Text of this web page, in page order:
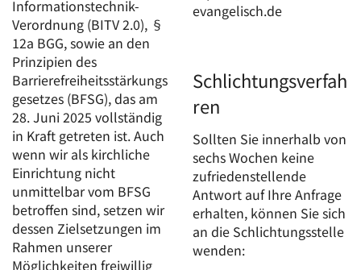
Informationstechnik-
Verordnung (BITV 2.0), §
12a BGG, sowie an den
Prinzipien des
Barrierefreiheitsstärkungs
gesetzes (BFSG), das am
28. Juni 2025 vollständig
in Kraft getreten ist. Auch
wenn wir als kirchliche
Einrichtung nicht
unmittelbar vom BFSG
betroffen sind, setzen wir
dessen Zielsetzungen im
Rahmen unserer
Möglichkeiten freiwillig
evangelisch.de
Schlichtungsverfah
ren
Sollten Sie innerhalb von
sechs Wochen keine
zufriedenstellende
Antwort auf Ihre Anfrage
erhalten, können Sie sich
an die Schlichtungsstelle
wenden: